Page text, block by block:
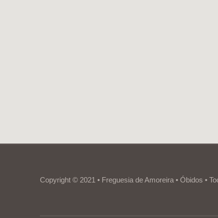
Copyright © 2021 • Freguesia de Amoreira • Óbidos •